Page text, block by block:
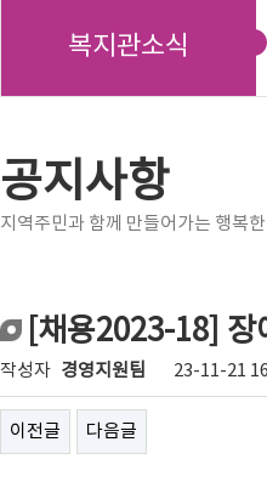
복지관소식
공지사항
지역주민과 함께 만들어가는 행복
[채용2023-18]
작성자 경영지원팀 23-11-21
이전글 다음글